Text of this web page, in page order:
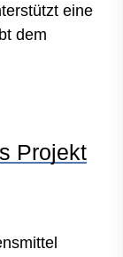
eine
dem
Projekt